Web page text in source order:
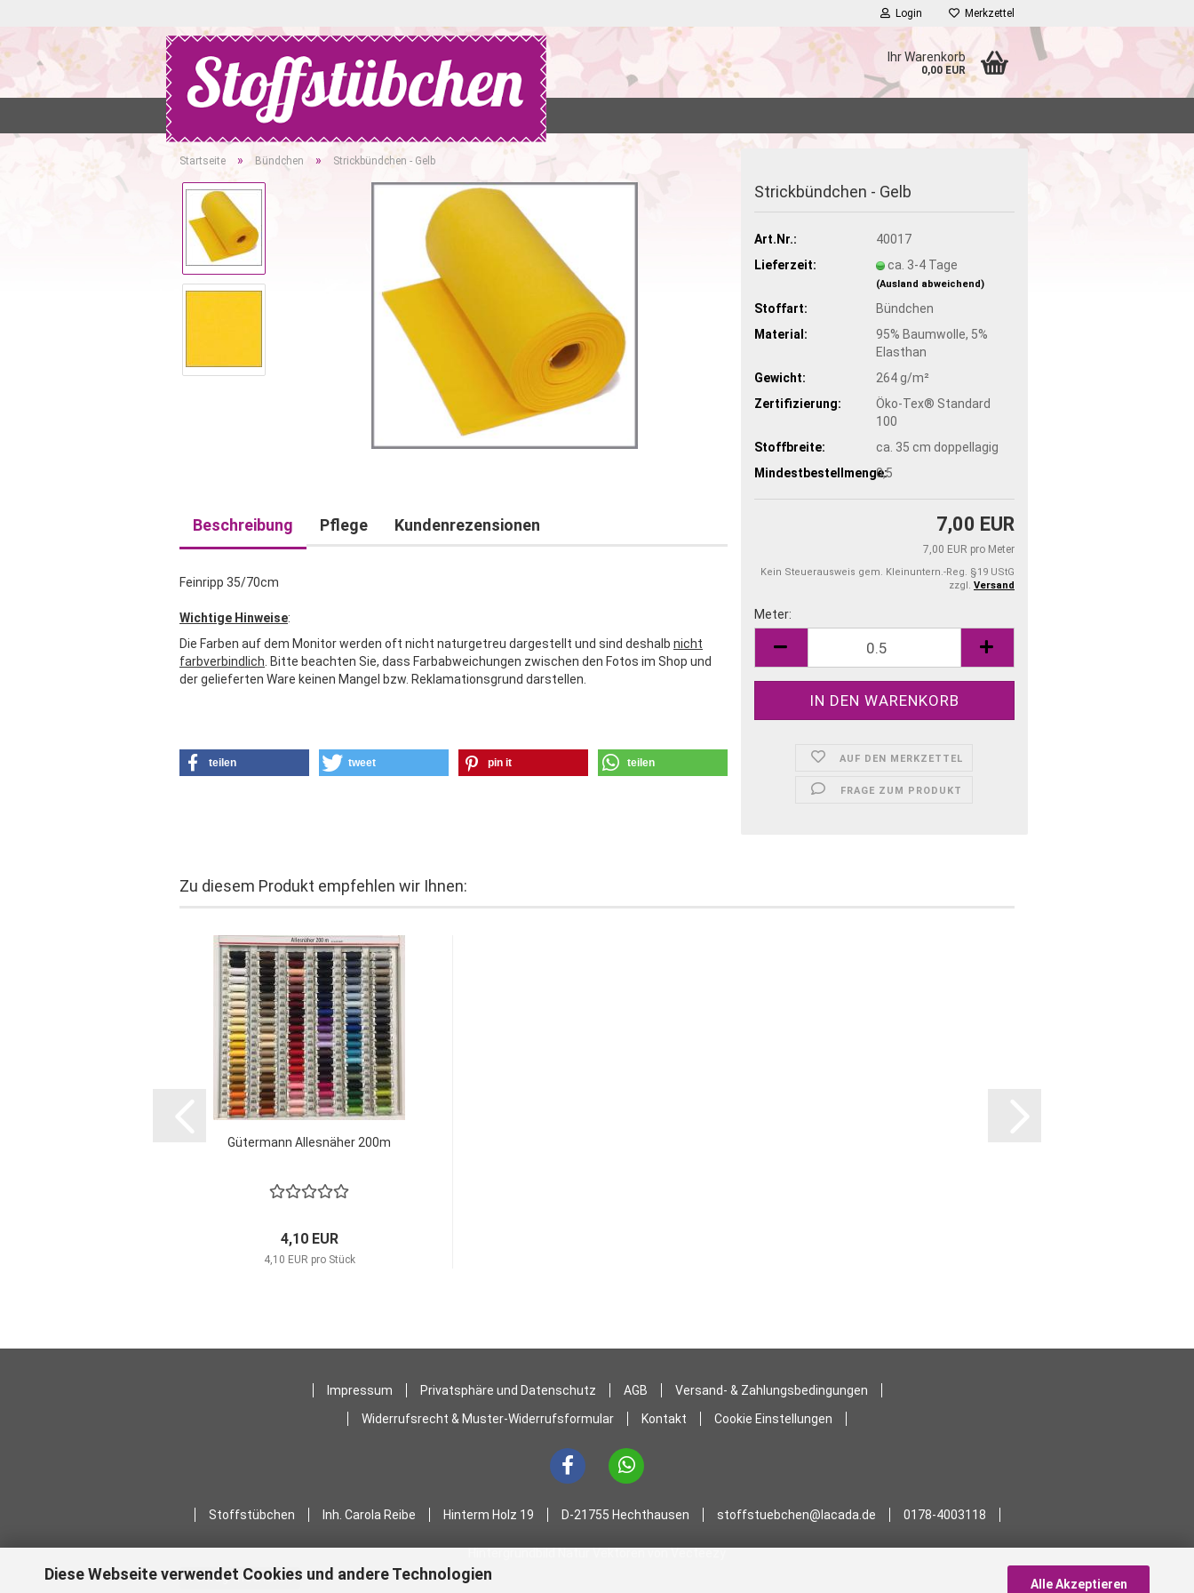
Diese Webseite verwendet Cookies und andere Technologien
Alle Akzeptieren
Login Merkzettel
Ihr Warenkorb
0,00 EUR
%SALE%
Startseite » Bündchen » Strickbündchen - Gelb
Strickbündchen - Gelb
Art.Nr.:
40017
Lieferzeit:
ca. 3-4 Tage
(Ausland abweichend)
Stoffart:
Bündchen
Material:
95% Baumwolle, 5%
Elasthan
Gewicht:
264 g/m²
Zertifizierung:
Öko-Tex® Standard
100
Stoffbreite:
ca. 35 cm doppellagig
Mindestbestellmenge:
0,5
7,00 EUR
7,00 EUR pro Meter
Kein Steuerausweis gem. Kleinuntern.-Reg. §19 UStG
zzgl. Versand
Meter:
Meter
AUF DEN MERKZETTEL
FRAGE ZUM PRODUKT
Beschreibung Pflege Kundenrezensionen
Feinripp 35/70cm
Wichtige Hinweise:
Die Farben auf dem Monitor werden oft nicht naturgetreu dargestellt und sind deshalb nicht
farbverbindlich . Bitte beachten Sie, dass Farbabweichungen zwischen den Fotos im Shop und
der gelieferten Ware keinen Mangel bzw. Reklamationsgrund darstellen.
teilen tweet pin it teilen
Zu diesem Produkt empfehlen wir Ihnen:
Gütermann Allesnäher 200m
4,10 EUR
4,10 EUR pro Stück
Impressum Privatsphäre und Datenschutz AGB
Versand- & Zahlungsbedingungen
Widerrufsrecht & Muster-Widerrufsformular
Kontakt Cookie Einstellungen
Stoffstübchen Inh. Carola Reibe Hinterm Holz 19 D-21755 Hechthausen stoffstuebchen@lacada.de 0178-4003118
Vertrag widerrufen